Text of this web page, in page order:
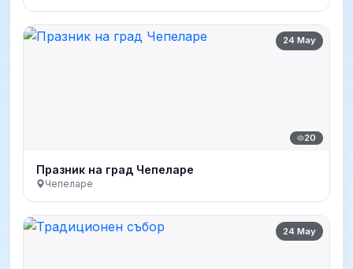
24 May
20
Празник на град Чепеларе
Чепеларе
24 May